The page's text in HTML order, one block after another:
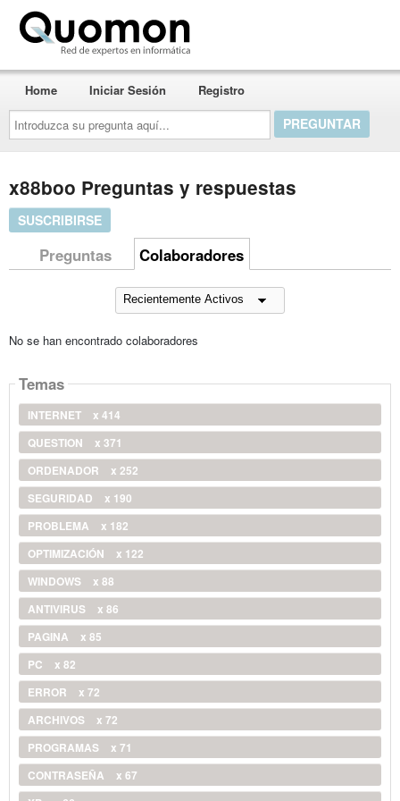
Introduzca
su
pregunta
aquí...
Home Iniciar Sesión Registro
x88boo Preguntas y respuestas
SUSCRIBIRSE
Preguntas Colaboradores
No se han encontrado colaboradores
Temas
INTERNET
x 414
QUESTION
x 371
ORDENADOR
x 252
SEGURIDAD
x 190
PROBLEMA
x 182
OPTIMIZACIÓN
x 122
WINDOWS
x 88
ANTIVIRUS
x 86
PAGINA
x 85
PC
x 82
ERROR
x 72
ARCHIVOS
x 72
PROGRAMAS
x 71
CONTRASEÑA
x 67